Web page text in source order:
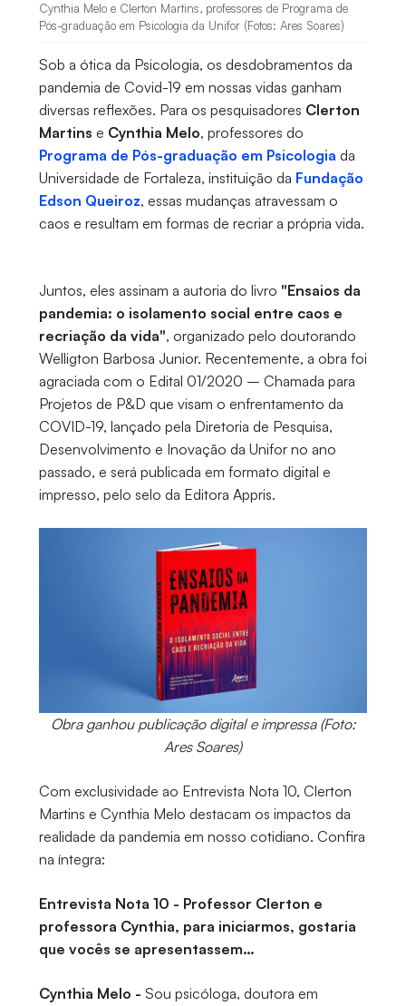
Cynthia Melo e Clerton Martins, professores de Programa de
Pós-graduação em Psicologia da Unifor (Fotos: Ares Soares)
Sob a ótica da Psicologia, os desdobramentos da
pandemia de Covid-19 em nossas vidas ganham
diversas reflexões. Para os pesquisadores Clerton
Martins e Cynthia Melo, professores do
Programa de Pós-graduação em Psicologia da
Universidade de Fortaleza, instituição da Fundação
Edson Queiroz, essas mudanças atravessam o
caos e resultam em formas de recriar a própria vida.
Juntos, eles assinam a autoria do livro "Ensaios da
pandemia: o isolamento social entre caos e
recriação da vida", organizado pelo doutorando
Welligton Barbosa Junior. Recentemente, a obra foi
agraciada com o Edital 01/2020 – Chamada para
Projetos de P&D que visam o enfrentamento da
COVID-19, lançado pela Diretoria de Pesquisa,
Desenvolvimento e Inovação da Unifor no ano
passado, e será publicada em formato digital e
impresso, pelo selo da Editora Appris.
Obra ganhou publicação digital e impressa (Foto:
Ares Soares)
Com exclusividade ao Entrevista Nota 10, Clerton
Martins e Cynthia Melo destacam os impactos da
realidade da pandemia em nosso cotidiano. Confira
na íntegra:
Entrevista Nota 10 - Professor Clerton e
professora Cynthia, para iniciarmos, gostaria
que vocês se apresentassem…
Cynthia Melo - Sou psicóloga, doutora em